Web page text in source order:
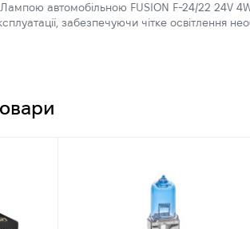
автомобільною FUSION F-24/22 24V
забезпечуючи чітке освітлення